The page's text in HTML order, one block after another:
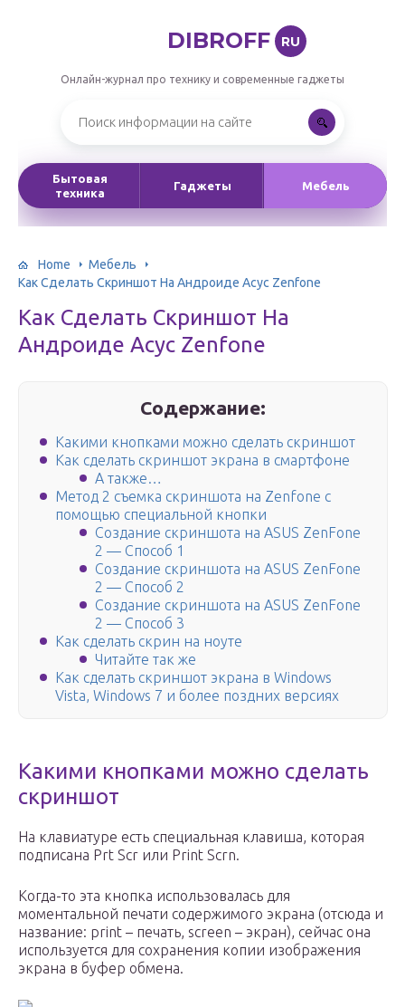
DIBROFF RU
Онлайн-журнал про технику и современные гаджеты
Бытовая
техника
Гаджеты Мебель
Home
Мебель
Как Сделать Скриншот На Андроиде Асус Zenfone
Как Сделать Скриншот На
Андроиде Асус Zenfone
Содержание:
Какими кнопками можно сделать скриншот
Как сделать скриншот экрана в смартфоне
А также…
Метод 2 съемка скриншота на Zenfone с
помощью специальной кнопки
Создание скриншота на ASUS ZenFone
2 — Способ 1
Создание скриншота на ASUS ZenFone
2 — Способ 2
Создание скриншота на ASUS ZenFone
2 — Способ 3
Как сделать скрин на ноуте
Читайте так же
Как сделать скриншот экрана в Windows
Vista, Windows 7 и более поздних версиях
Какими кнопками можно сделать
скриншот
На клавиатуре есть специальная клавиша, которая
подписана Prt Scr или Print Scrn.
Когда-то эта кнопка использовалась для
моментальной печати содержимого экрана (отсюда и
название: print – печать, screen – экран), сейчас она
используется для сохранения копии изображения
экрана в буфер обмена.